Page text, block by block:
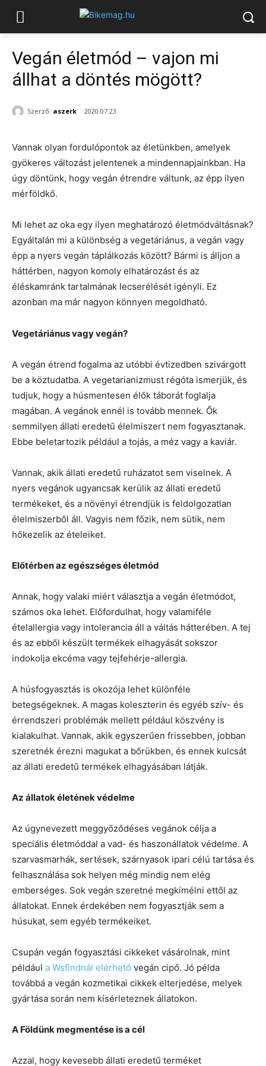
Vegán életmód – vajon mi
állhat a döntés mögött?
Szerző: aszerk 2020.07.23.
Vannak olyan fordulópontok az életünkben, amelyek
gyökeres változást jelentenek a mindennapjainkban. Ha
úgy döntünk, hogy vegán étrendre váltunk, az épp ilyen
mérföldkő.
Mi lehet az oka egy ilyen meghatározó életmódváltásnak?
Egyáltalán mi a különbség a vegetáriánus, a vegán vagy
épp a nyers vegán táplálkozás között? Bármi is álljon a
háttérben, nagyon komoly elhatározást és az
éléskamránk tartalmának lecserélését igényli. Ez
azonban ma már nagyon könnyen megoldható.
Vegetáriánus vagy vegán?
A vegán étrend fogalma az utóbbi évtizedben szivárgott
be a köztudatba. A vegetarianizmust régóta ismerjük, és
tudjuk, hogy a húsmentesen élők táborát foglalja
magában. A vegánok ennél is tovább mennek. Ők
semmilyen állati eredetű élelmiszert nem fogyasztanak.
Ebbe beletartozik például a tojás, a méz vagy a kaviár.
Vannak, akik állati eredetű ruházatot sem viselnek. A
nyers vegánok ugyancsak kerülik az állati eredetű
termékeket, és a növényi étrendjük is feldolgozatlan
élelmiszerből áll. Vagyis nem főzik, nem sütik, nem
hőkezelik az ételeiket.
Előtérben az egészséges életmód
Annak, hogy valaki miért választja a vegán életmódot,
számos oka lehet. Előfordulhat, hogy valamiféle
ételallergia vagy intolerancia áll a váltás hátterében. A tej
és az ebből készült termékek elhagyását sokszor
indokolja ekcéma vagy tejfehérje-allergia.
A húsfogyasztás is okozója lehet különféle
betegségeknek. A magas koleszterin és egyéb szív- és
érrendszeri problémák mellett például köszvény is
kialakulhat. Vannak, akik egyszerűen frissebben, jobban
szeretnék érezni magukat a bőrükben, és ennek kulcsát
az állati eredetű termékek elhagyásában látják.
Az állatok életének védelme
Az úgynevezett meggyőződéses vegánok célja a
speciális életmóddal a vad- és haszonállatok védelme. A
szarvasmarhák, sertések, szárnyasok ipari célú tartása és
felhasználása sok helyen még mindig nem elég
emberséges. Sok vegán szeretné megkímélni ettől az
állatokat. Ennek érdekében nem fogyasztják sem a
húsukat, sem egyéb termékeiket.
Csupán vegán fogyasztási cikkeket vásárolnak, mint
például a Wsfindnál elérhető vegán cipő. Jó példa
továbbá a vegán kozmetikai cikkek elterjedése, melyek
gyártása során nem kísérleteznek állatokon.
A Földünk megmentése is a cél
Azzal, hogy kevesebb állati eredetű terméket